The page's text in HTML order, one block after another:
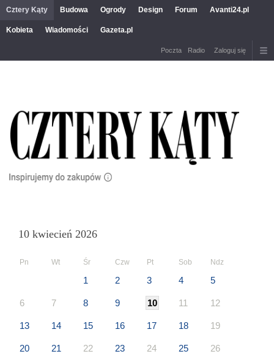
Cztery Kąty Budowa Ogrody Design Forum Avanti24.pl
Kobieta Wiadomości Gazeta.pl
Poczta Radio Zaloguj się
10 kwiecień 2026
Pn Wt Śr Czw Pt Sob Ndz
1 2 3 4 5
6 7 8 9 10 11 12
13 14 15 16 17 18 19
20 21 22 23 24 25 26